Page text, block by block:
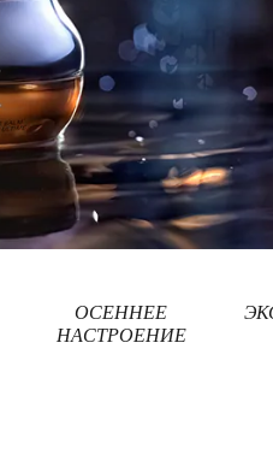
ОСЕННЕЕ
НАСТРОЕНИЕ